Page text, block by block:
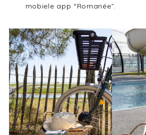
mobiele app “Romanée”.